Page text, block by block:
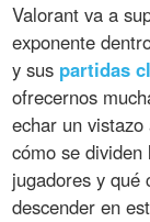
Valorant va a
exponente
y sus partidas
ofrecernos
echar un
cómo se dividen
jugadores y qué
descender en